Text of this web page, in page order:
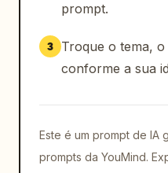
prompt.
3
Troque o tema,
conforme a sua
Este é um prompt de IA
prompts da YouMind.